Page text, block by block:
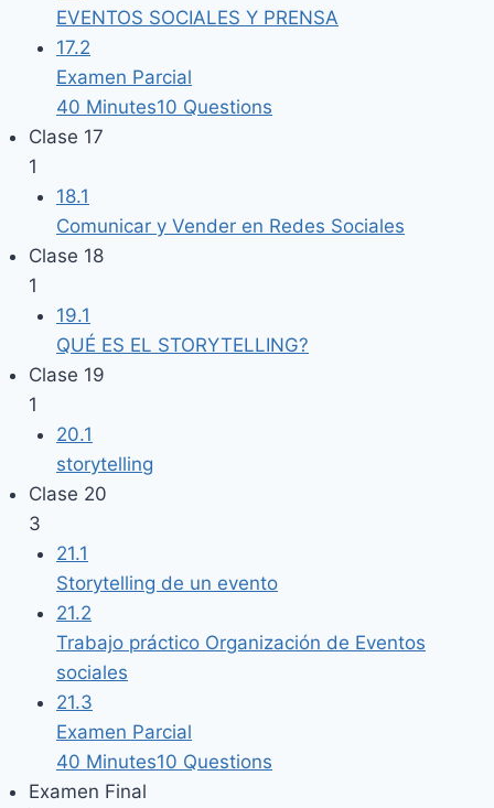
EVENTOS SOCIALES Y PRENSA
17.2
Examen Parcial
40 Minutes10 Questions
Clase 17
1
18.1
Comunicar y Vender en Redes Sociales
Clase 18
1
19.1
QUÉ ES EL STORYTELLING?
Clase 19
1
20.1
storytelling
Clase 20
3
21.1
Storytelling de un evento
21.2
Trabajo práctico Organización de Eventos
sociales
21.3
Examen Parcial
40 Minutes10 Questions
Examen Final